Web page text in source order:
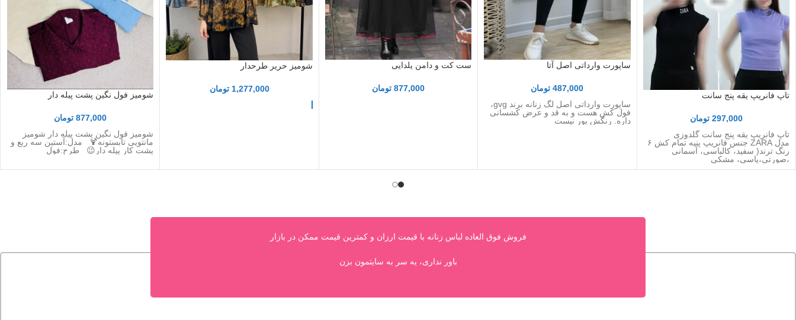
تاپ فانریپ یقه پنج سانت
297,000 تومان
تاپ فانریپ یقه پنج سانت گلدوزی
مدل ZARA جنس فانریپ پنبه تمام کش ۶
رنگ ترند( سفید، کالباسی، آسمانی
،صورتی،یاسی، مشکی
ساپورت وارداتی اصل آتا
487,000 تومان
ساپورت وارداتی اصل لگ زنانه برند gvg،
فول کش هست و به قد و عرض کشسانی
داره. رنگش بور نیست
ست کت و دامن یلدایی
877,000 تومان
شومیز حریر طرحدار
1,277,000 تومان
شومیز فول نگین پشت پیله دار
877,000 تومان
شومیز فول نگین پشت پیله دار شومیز
مانتویی تابستونه🍹 مدل:آستین سه ربع و
پشت کار پیله دار😉 طرح:فول
فروش فوق العاده لباس زنانه با قیمت ارزان و کمترین قیمت ممکن در بازار
باور نداری، یه سر به سایتمون بزن